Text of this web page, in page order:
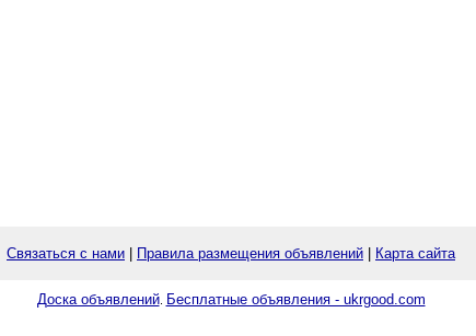
Связаться с нами Правила размещения объявлений Карта сайта
Доска объявлений. Бесплатные объявления - ukrgood.com